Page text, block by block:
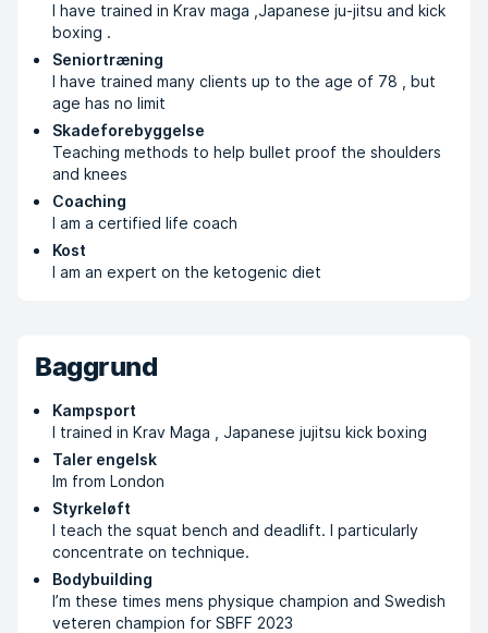
I have trained in Krav maga ,Japanese ju-jitsu and kick
boxing .
Seniortræning
I have trained many clients up to the age of 78 , but
age has no limit
Skadeforebyggelse
Teaching methods to help bullet proof the shoulders
and knees
Coaching
I am a certified life coach
Kost
I am an expert on the ketogenic diet
Baggrund
Kampsport
I trained in Krav Maga , Japanese jujitsu kick boxing
Taler engelsk
Im from London
Styrkeløft
I teach the squat bench and deadlift. I particularly
concentrate on technique.
Bodybuilding
I’m these times mens physique champion and Swedish
veteren champion for SBFF 2023